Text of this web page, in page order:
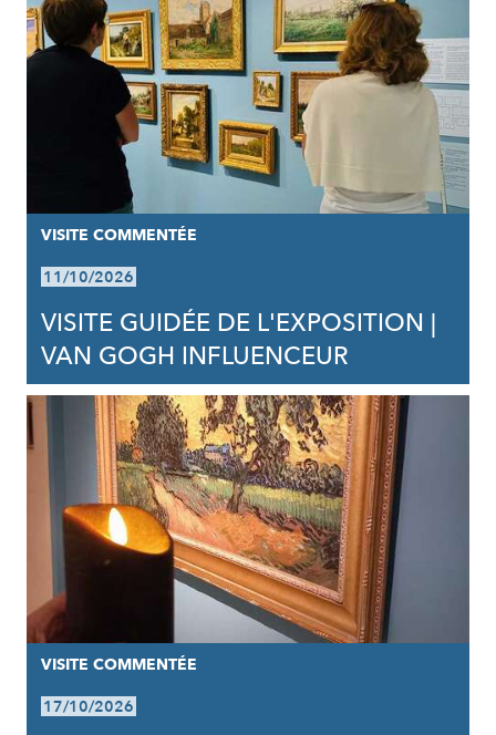
VISITE COMMENTÉE
11/10/2026
VISITE GUIDÉE DE L'EXPOSITION |
VAN GOGH INFLUENCEUR
VISITE COMMENTÉE
17/10/2026